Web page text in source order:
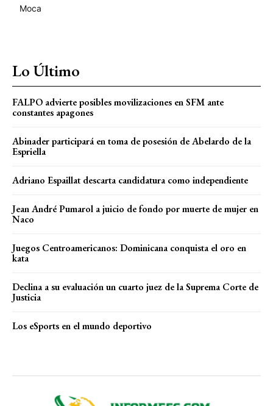
Moca
Lo Último
FALPO advierte posibles movilizaciones en SFM ante
constantes apagones
Abinader participará en toma de posesión de Abelardo de la
Espriella
Adriano Espaillat descarta candidatura como independiente
Jean André Pumarol a juicio de fondo por muerte de mujer en
Naco
Juegos Centroamericanos: Dominicana conquista el oro en
kata
Declina a su evaluación un cuarto juez de la Suprema Corte de
Justicia
Los eSports en el mundo deportivo